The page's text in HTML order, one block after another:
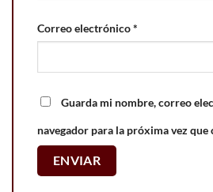
Correo electrónico*
Guarda mi nombre, correo
navegador para la próxima vez que